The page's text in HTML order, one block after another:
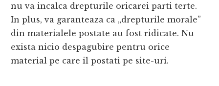
nu va incalca drepturile oricarei parti terte.
In plus, va garanteaza ca „drepturile morale”
din materialele postate au fost ridicate. Nu
exista nicio despagubire pentru orice
material pe care il postati pe site-uri.